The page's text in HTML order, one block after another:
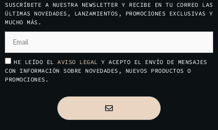
SUSCRÍBETE A NUESTRA NEWSLETTER Y RECIBE EN TU CORREO LAS
ÚLTIMAS NOVEDADES, LANZAMIENTOS, PROMOCIONES EXCLUSIVAS Y
MUCHO MÁS.
HE LEÍDO EL AVISO LEGAL Y ACEPTO EL ENVÍO DE MENSAJES
CON INFORMACIÓN SOBRE NOVEDADES, NUEVOS PRODUCTOS O
PROMOCIONES.